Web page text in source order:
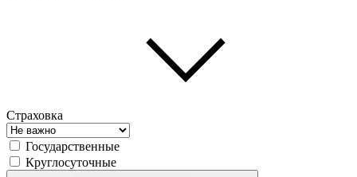
Страховка
Государственные
Круглосуточные